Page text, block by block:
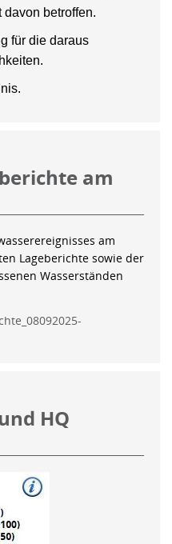
davon betroffen.
für die daraus
am
am
Lageberichte sowie der
Wasserständen
HQ